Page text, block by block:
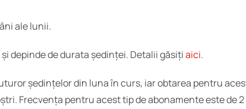
ale lunii.
depinde de durata ședinței. Detalii găsițiaici.
ședințelor din luna în curs, iar obtarea pentru
Frecvența pentru acest tip de abonamente este de 2